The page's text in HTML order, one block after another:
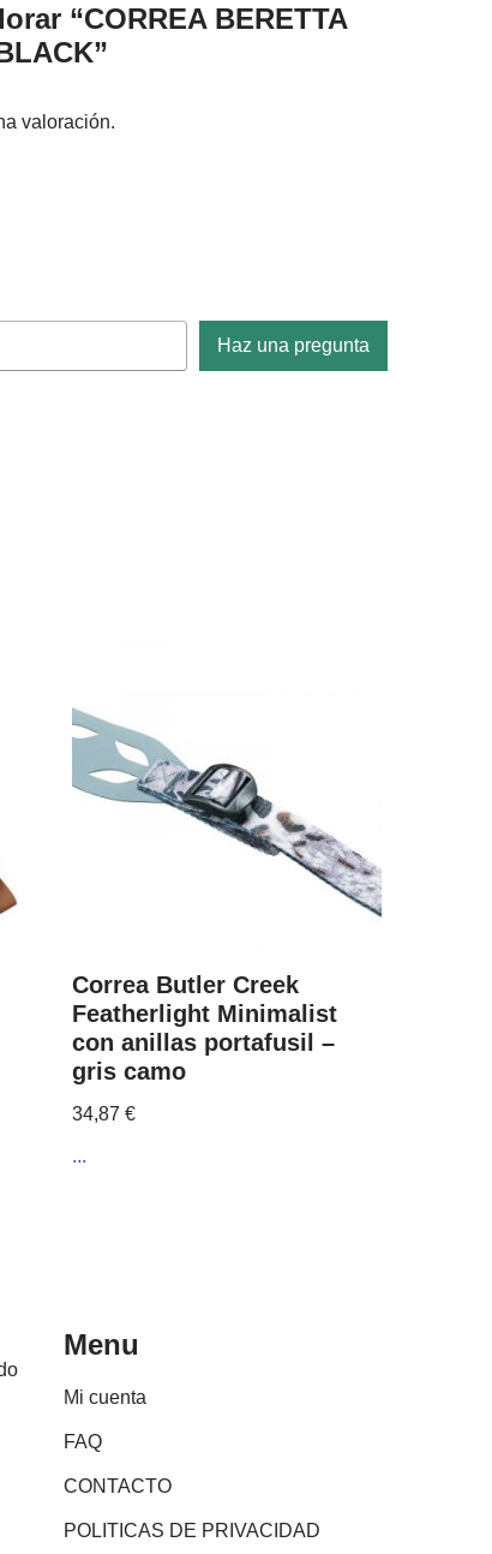
“CORREA BERETTA
valoración.
Haz una pregunta
Correa Butler Creek
Featherlight Minimalist
con anillas portafusil –
gris camo
34,87€
...
Menu
Mi cuenta
FAQ
CONTACTO
POLITICAS DE PRIVACIDAD